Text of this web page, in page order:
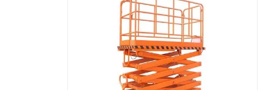
города и регионы
Как оформить заказ